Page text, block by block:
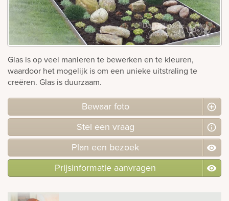
Bekijk
ook:
Glas is op veel manieren te bewerken en te kleuren,
waardoor het mogelijk is om een unieke uitstraling te
creëren. Glas is duurzaam.
Bewaar foto
Stel een vraag
Plan een bezoek
Prijsinformatie aanvragen